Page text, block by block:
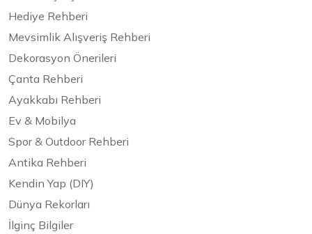
Hediye Rehberi
Mevsimlik Alışveriş Rehberi
Dekorasyon Önerileri
Çanta Rehberi
Ayakkabı Rehberi
Ev & Mobilya
Spor & Outdoor Rehberi
Antika Rehberi
Kendin Yap (DIY)
Dünya Rekorları
İlginç Bilgiler